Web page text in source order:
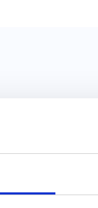
关。这些器件以紧凑
Model of this part